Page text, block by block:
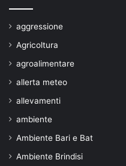
aggressione
Agricoltura
agroalimentare
allerta meteo
allevamenti
ambiente
Ambiente Bari e Bat
Ambiente Brindisi